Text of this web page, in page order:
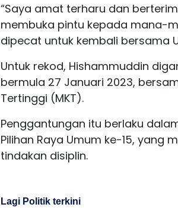
“Saya amat terharu dan
membuka pintu kepada mana-
dipecat untuk kembali bersama
Untuk rekod, Hishammuddin
bermula 27 Januari 2023,
Tertinggi (MKT).
Penggantungan itu berlaku
Pilihan Raya Umum ke-15, yang
tindakan disiplin.
Lagi Politik terkini